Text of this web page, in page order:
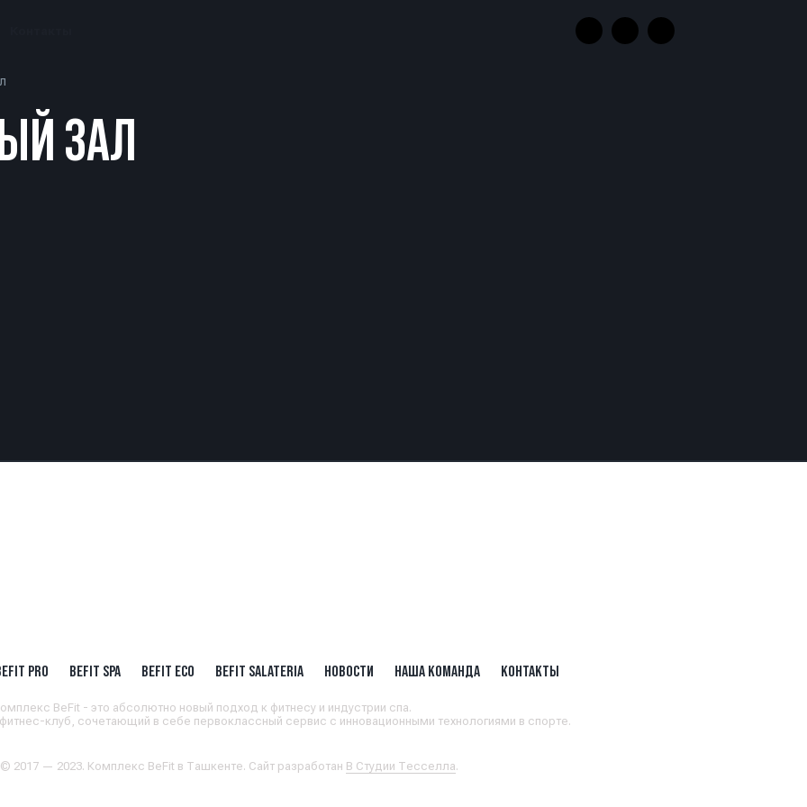
ЗАЛ
PRO BEFIT SPA BEFIT ECO BEFIT SALATERIA НОВОСТИ НАША КОМАНДА КОНТАКТЫ
BeFit - это абсолютно новый подход к фитнесу и индустрии спа.
клуб, сочетающий в себе первоклассный сервис с инновационными технологиями в спорте.
2017 — 2023. Комплекс BeFit в Ташкенте. Сайт разработан В Студии Тесселла.